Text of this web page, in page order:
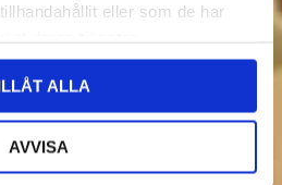
eller som de har
ALLA
AVVISA